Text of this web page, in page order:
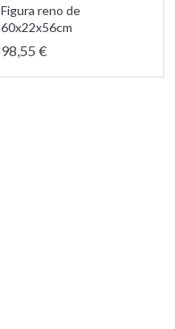
Figura reno de
60x22x56cm
98,55 €